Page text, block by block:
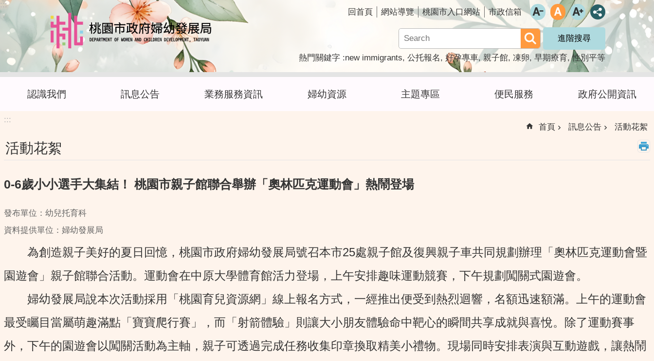
跳到主要內容區塊
:::
回首頁 網站導覽 桃園市入口網站 市政信箱
進階搜尋
熱門關鍵字 new immigrants 公托報名 好孕專車 親子館 凍卵 早期療育 性別平等
認識我們 訊息公告 業務服務資訊 婦幼資源 主題專區 便民服務 政府公開資訊
:::
首頁 訊息公告 活動花絮
活動花絮
0-6歲小小選手大集結！ 桃園市親子館聯合舉辦「奧林匹克運動會」熱鬧登場
發布單位：幼兒托育科
資料提供單位：婦幼發展局
為創造親子美好的夏日回憶，桃園市政府婦幼發展局號召本市25處親子館及復興親子車共同規劃辦理「奧林匹克運動會暨
園遊會」親子館聯合活動。運動會在中原大學體育館活力登場，上午安排趣味運動競賽，下午規劃闖關式園遊會。
婦幼發展局說本次活動採用「桃園育兒資源網」線上報名方式，一經推出便受到熱烈迴響，名額迅速額滿。上午的運動會
最受矚目當屬萌趣滿點「寶寶爬行賽」，而「射箭體驗」則讓大小朋友體驗命中靶心的瞬間共享成就與喜悅。除了運動賽事
外，下午的園遊會以闖關活動為主軸，親子可透過完成任務收集印章換取精美小禮物。現場同時安排表演與互動遊戲，讓熱鬧